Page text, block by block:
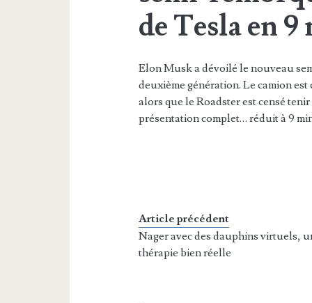
de Tesla en
Elon Musk a dévoilé le nouveau
deuxième génération. Le camion
alors que le Roadster est censé
présentation complet… réduit à 9
Article précédent
Nager avec des dauphins virtuels,
thérapie bien réelle